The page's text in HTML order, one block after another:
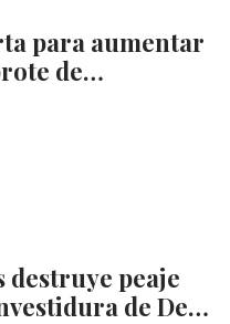
para aumentar
de…
destruye peaje
de De…